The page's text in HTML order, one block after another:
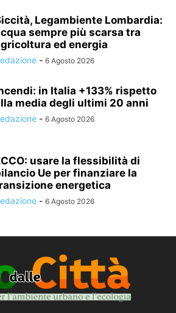
Legambiente Lombardia:
sempre più scarsa tra
ed energia
- 6 Agosto 2026
in Italia +133% rispetto
media degli ultimi 20 anni
- 6 Agosto 2026
usare la flessibilità di
Ue per finanziare la
energetica
- 6 Agosto 2026